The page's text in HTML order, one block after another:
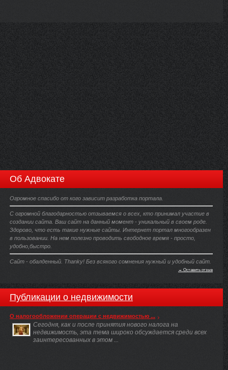
Об Адвокате
Огромное спасибо от кого зависит разработка портала.
С огромной благодарностью отзываемся о всех, кто принимал участие в
создании сайта. Ваш сайт на данный момент - уникальный в своем роде.
Здорово, что есть такие нужные сайты. Интернет портал многообразен
в пользовании. На нем полезно проводить свободное время - просто,
удобно,быстро.
Сайт - обалденный. Thanky! Без всякого сомнения нужный и удобный сайт.
→ Оставить отзыв
Публикации о недвижимости
О налогообложении операции с недвижимостью ...
Сегодня, как и после принятия нового налога на
недвижимость, эта тема широко обсуждается среди всех
заинтересованных в этом ...